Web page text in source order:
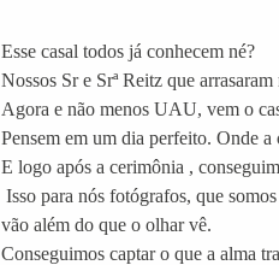
Esse casal todos já conhecem né?
Nossos Sr e Srª Reitz que
Agora e não menos UAU, vem o
Pensem em um dia perfeito. Onde
E logo após a cerimônia ,
Isso para nós fotógrafos, que
vão além do que o olhar vê.
Conseguimos captar o que a alma